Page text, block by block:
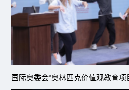
国际奥委会“奥林匹克价值观教育